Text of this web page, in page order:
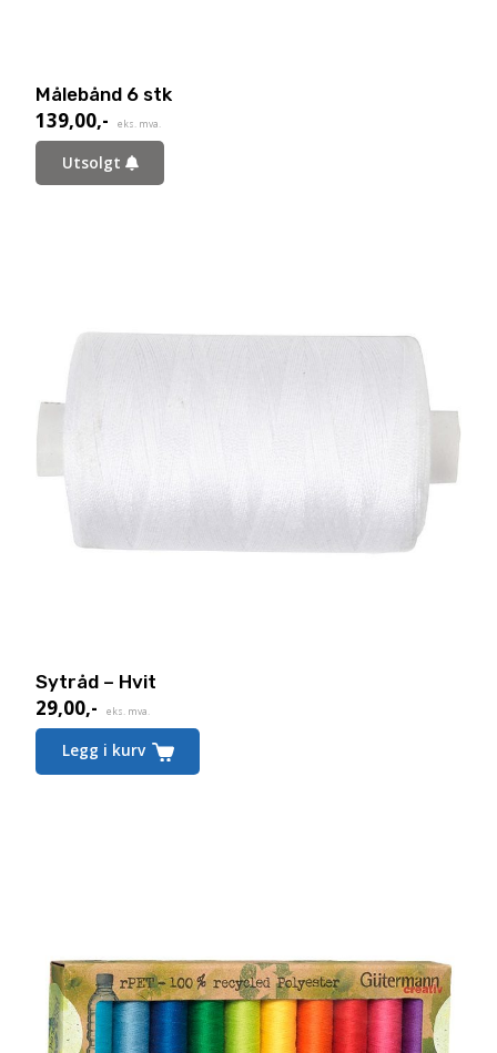
Målebånd 6 stk
139,00,- eks. mva.
Utsolgt
Sytråd – Hvit
29,00,- eks. mva.
Legg i kurv